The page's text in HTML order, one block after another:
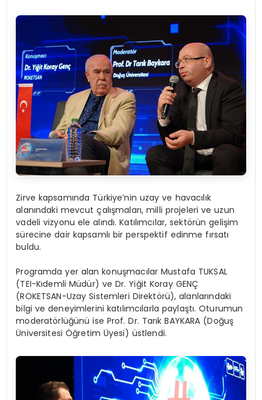
Zirve kapsamında Türkiye’nin uzay ve havacılık
alanındaki mevcut çalışmaları, milli projeleri ve uzun
vadeli vizyonu ele alındı. Katılımcılar, sektörün gelişim
sürecine dair kapsamlı bir perspektif edinme fırsatı
buldu.
Programda yer alan konuşmacılar Mustafa TUKSAL
(TEI-Kıdemli Müdür) ve Dr. Yiğit Koray GENÇ
(ROKETSAN-Uzay Sistemleri Direktörü), alanlarındaki
bilgi ve deneyimlerini katılımcılarla paylaştı. Oturumun
moderatörlüğünü ise Prof. Dr. Tarık BAYKARA (Doğuş
Üniversitesi Öğretim Üyesi) üstlendi.